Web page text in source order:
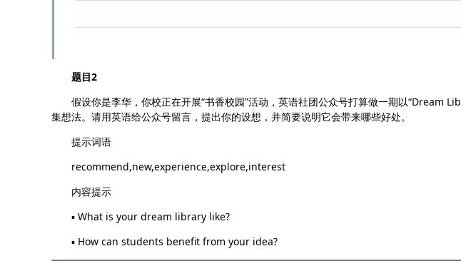
题目2
假设你是李华，你校正在开展“书香校园”活动，英语社团公众号打算做一期以“Dream
集想法。请用英语给公众号留言，提出你的设想，并简要说明它会带来哪些好处。
提示词语
recommend,new,experience,explore,interest
内容提示
▪ What is your dream library like?
▪ How can students benefit from your idea?